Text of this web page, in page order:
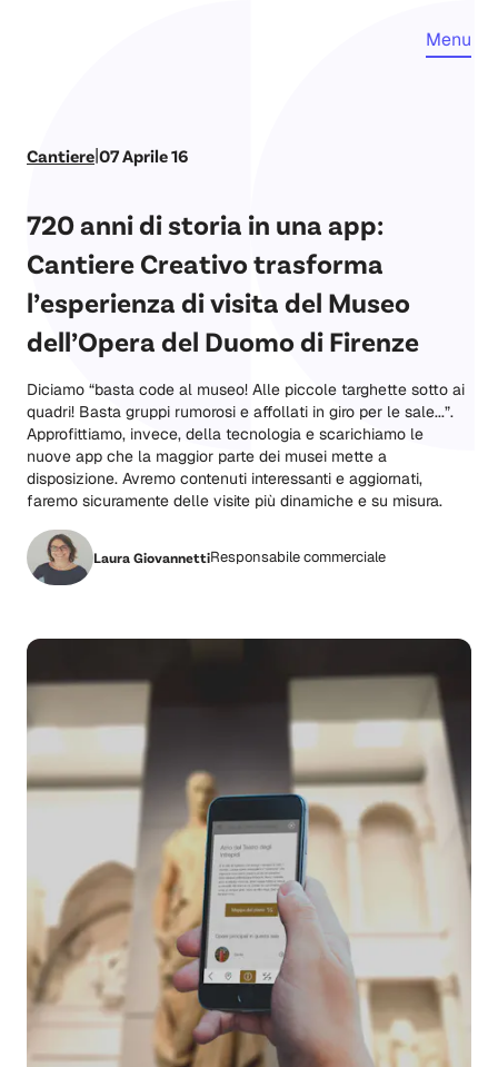
Menu
Cantiere|07 Aprile 16
720 anni di storia in una app:
Cantiere Creativo trasforma
l’esperienza di visita del Museo
dell’Opera del Duomo di Firenze
Diciamo “basta code al museo! Alle piccole targhette sotto ai
quadri! Basta gruppi rumorosi e affollati in giro per le sale...”.
Approfittiamo, invece, della tecnologia e scarichiamo le
nuove app che la maggior parte dei musei mette a
disposizione. Avremo contenuti interessanti e aggiornati,
faremo sicuramente delle visite più dinamiche e su misura.
Laura GiovannettiResponsabile commerciale